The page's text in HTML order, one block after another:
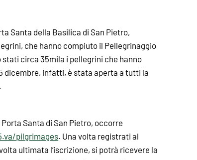
Santa della Basilica di San Pietro,
che hanno compiuto il Pellegrinaggio
circa 35mila i pellegrini che hanno
dicembre, infatti, è stata aperta a tutti la
Santa di San Pietro, occorre
pilgrimages. Una volta registrati al
ultimata l’iscrizione, si potrà ricevere la